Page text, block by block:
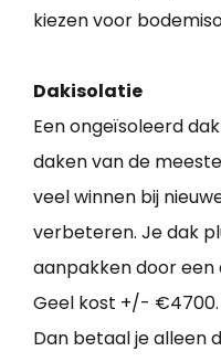
kiezen voor
Dakisolatie
Een ongeïsoleerd
daken van de
veel winnen bij
verbeteren. Je dak
aanpakken door
Geel kost +/- €4700.
Dan betaal je alleen